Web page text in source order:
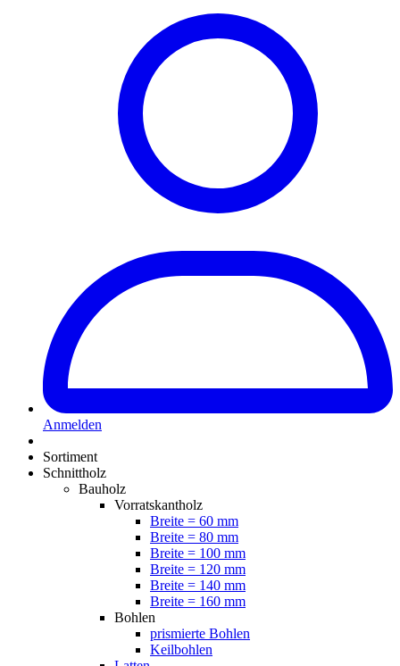
Anmelden
Sortiment
Schnittholz
Bauholz
Vorratskantholz
Breite = 60 mm
Breite = 80 mm
Breite = 100 mm
Breite = 120 mm
Breite = 140 mm
Breite = 160 mm
Bohlen
prismierte Bohlen
Keilbohlen